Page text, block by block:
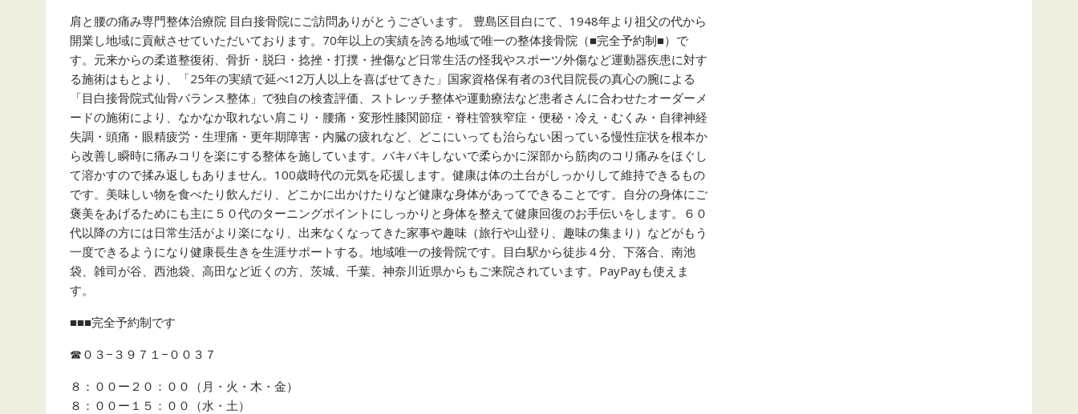
肩と腰の痛み専門整体治療院 目白接骨院にご訪問ありがとうございます。 豊島区目白にて、1948年より祖父の代から
開業し地域に貢献させていただいております。70年以上の実績を誇る地域で唯一の整体接骨院（■完全予約制■）で
す。元来からの柔道整復術、骨折・脱臼・捻挫・打撲・挫傷など日常生活の怪我やスポーツ外傷など運動器疾患に対す
る施術はもとより、「25年の実績で延べ12万人以上を喜ばせてきた」国家資格保有者の3代目院長の真心の腕による
「目白接骨院式仙骨バランス整体」で独自の検査評価、ストレッチ整体や運動療法など患者さんに合わせたオーダーメ
ードの施術により、なかなか取れない肩こり・腰痛・変形性膝関節症・脊柱管狭窄症・便秘・冷え・むくみ・自律神経
失調・頭痛・眼精疲労・生理痛・更年期障害・内臓の疲れなど、どこにいっても治らない困っている慢性症状を根本か
ら改善し瞬時に痛みコリを楽にする整体を施しています。バキバキしないで柔らかに深部から筋肉のコリ痛みをほぐし
て溶かすので揉み返しもありません。100歳時代の元気を応援します。健康は体の土台がしっかりして維持できるもの
です。美味しい物を食べたり飲んだり、どこかに出かけたりなど健康な身体があってできることです。自分の身体にご
褒美をあげるためにも主に５０代のターニングポイントにしっかりと身体を整えて健康回復のお手伝いをします。６０
代以降の方には日常生活がより楽になり、出来なくなってきた家事や趣味（旅行や山登り、趣味の集まり）などがもう
一度できるようになり健康長生きを生涯サポートする。地域唯一の接骨院です。目白駅から徒歩４分、下落合、南池
袋、雑司が谷、西池袋、高田など近くの方、茨城、千葉、神奈川近県からもご来院されています。PayPayも使えま
す。
■■■完全予約制です
☎︎０３−３９７１−００３７
８：００ー２０：００（月・火・木・金）
８：００ー１５：００（水・土）